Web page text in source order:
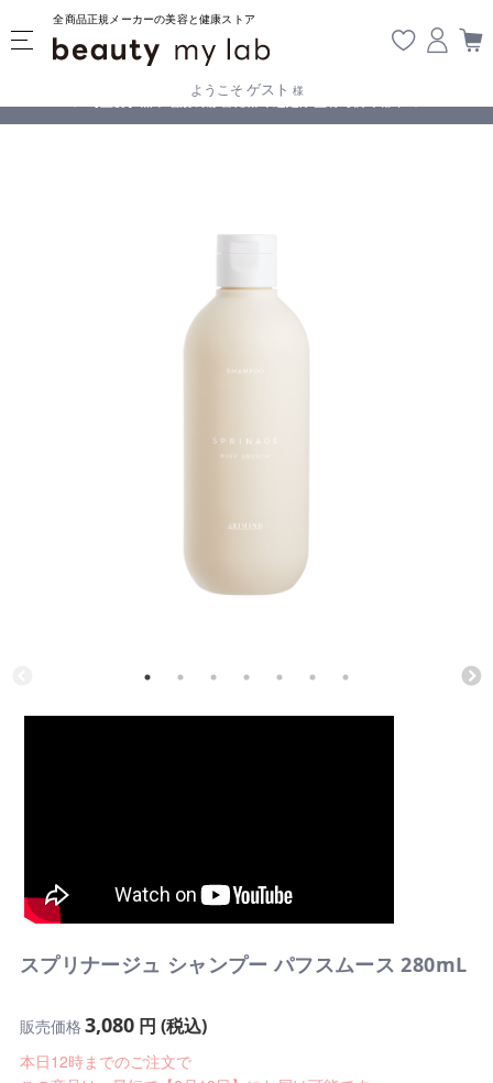
全商品正規メーカーの美容と健康ストア
ようこそ ゲスト 様
【重要】熊本地震の影響により遅延が生じております
スプリナージュ シャンプー パフスムース 280mL
販売価格 3,080円 (税込)
本日12時までのご注文で